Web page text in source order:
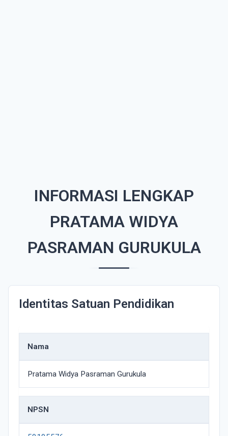
INFORMASI LENGKAP
PRATAMA WIDYA
PASRAMAN GURUKULA
Identitas Satuan Pendidikan
Nama
Pratama Widya Pasraman Gurukula
NPSN